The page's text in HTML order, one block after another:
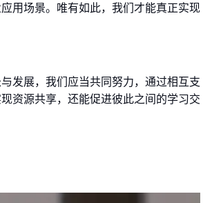
用场景。唯有如此，我们才能真正实现
发展，我们应当共同努力，通过相互支
资源共享，还能促进彼此之间的学习交